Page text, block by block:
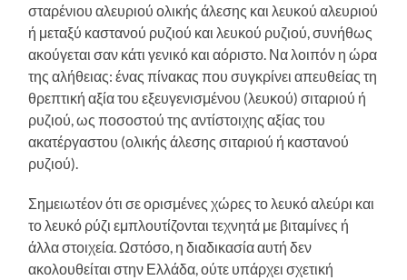
σταρένιου αλευριού ολικής άλεσης και λευκού αλευριού
ή μεταξύ καστανού ρυζιού και λευκού ρυζιού, συνήθως
ακούγεται σαν κάτι γενικό και αόριστο. Να λοιπόν η ώρα
της αλήθειας: ένας πίνακας που συγκρίνει απευθείας τη
θρεπτική αξία του εξευγενισμένου (λευκού) σιταριού ή
ρυζιού, ως ποσοστού της αντίστοιχης αξίας του
ακατέργαστου (ολικής άλεσης σιταριού ή καστανού
ρυζιού).
Σημειωτέον ότι σε ορισμένες χώρες το λευκό αλεύρι και
το λευκό ρύζι εμπλουτίζονται τεχνητά με βιταμίνες ή
άλλα στοιχεία. Ωστόσο, η διαδικασία αυτή δεν
ακολουθείται στην Ελλάδα, ούτε υπάρχει σχετική